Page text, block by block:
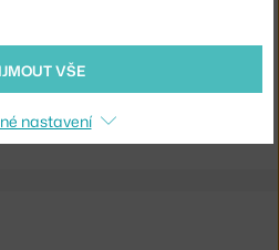
AU31-03AC
toO2 Lounge Chair, soft grey
VŠE
nastavení